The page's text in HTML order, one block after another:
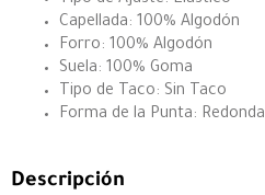
Capellada: 100% Algodón
Forro: 100% Algodón
Suela: 100% Goma
Tipo de Taco: Sin Taco
Forma de la Punta: Redonda
Descripción